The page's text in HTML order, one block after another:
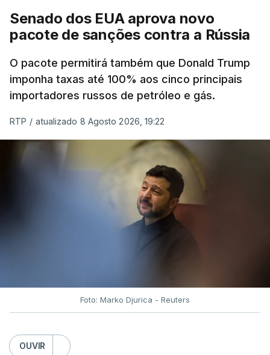
Senado dos EUA aprova novo
pacote de sanções contra a Rússia
O pacote permitirá também que Donald Trump
imponha taxas até 100% aos cinco principais
importadores russos de petróleo e gás.
RTP / atualizado 8 Agosto 2026, 19:22
Foto: Marko Djurica - Reuters
OUVIR